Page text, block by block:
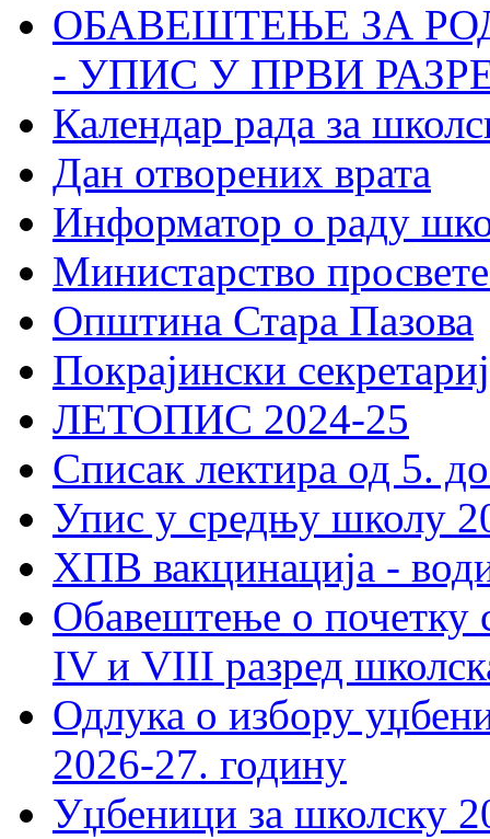
ОБАВЕШТЕЊЕ ЗА
- УПИС У ПРВИ
Календар рада за
Дан отворених врата
Информатор о раду
Министарство
Општина Стара Пазова
Покрајински
ЛЕТОПИС 2024-25
Списак лектира од 5.
Упис у средњу школу
ХПВ вакцинација -
Обавештење о почетку
IV и VIII разред
Одлука о избору
2026-27. годину
Уџбеници за школску